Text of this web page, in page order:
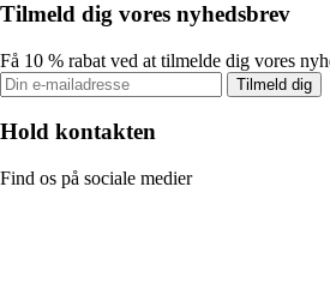
Tilmeld dig vores nyhedsbrev
Få 10 % rabat ved at tilmelde dig vores
Tilmeld dig
Hold kontakten
Find os på sociale medier